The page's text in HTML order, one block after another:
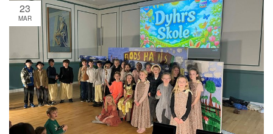
23
MAR